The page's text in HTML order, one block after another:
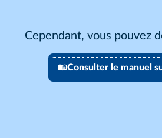
Cependant, vous pouvez
Consulter le manuel